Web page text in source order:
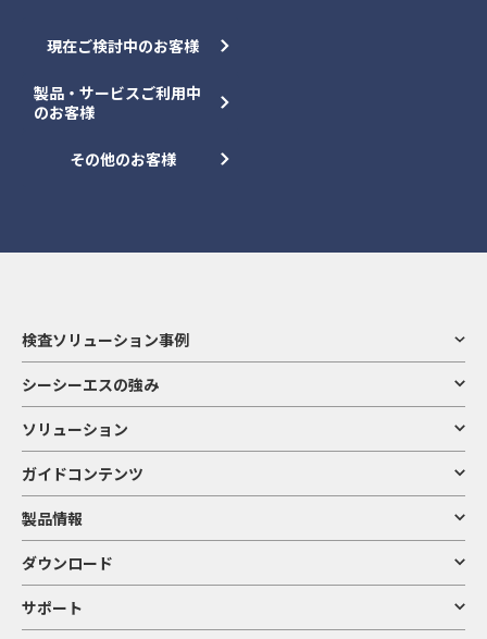
現在ご検討中のお客様
製品・サービスご利用中
のお客様
その他のお客様
検査ソリューション事例
シーシーエスの強み
ソリューション
ガイドコンテンツ
製品情報
ダウンロード
サポート